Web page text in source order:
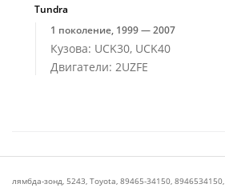
Tundra
1 поколение, 1999 — 2007
Кузова: UCK30, UCK40
Двигатели: 2UZFE
лямбда-зонд, 5243, Toyota, 89465-34150, 8946534150,